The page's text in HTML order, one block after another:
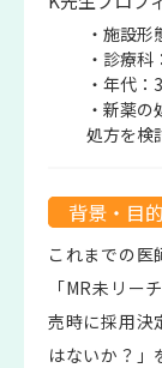
・施設
・診療
・年代：
・新薬
処方を検
背景・目的
これまでの医
「MR未リー
売時に採用決
はないか？」